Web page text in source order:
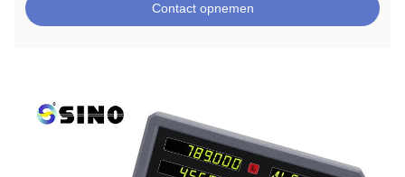
Contact opnemen